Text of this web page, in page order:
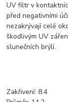
UV filtr v
před negativními
nezakrývají celé
škodlivým UV
slunečních brýlí.
Zakřivení: 8.4